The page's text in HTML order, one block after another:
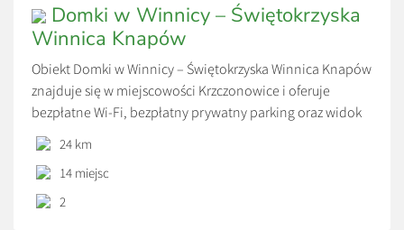
Domki w Winnicy – Świętokrzyska
Winnica Knapów
Obiekt Domki w Winnicy – Świętokrzyska Winnica Knapów
znajduje się w miejscowości Krzczonowice i oferuje
bezpłatne Wi-Fi, bezpłatny prywatny parking oraz widok
na ogród. Odległość ważnych miejsc od obiektu:
Świętokrzyski Park Narodowy – 49 km. Każda opcja
zakwaterowania ma taras i wyposażona jest w telewizor z
płaskim ekranem. We wszystkich opcjach znajduje się
24 km
14 miejsc
2